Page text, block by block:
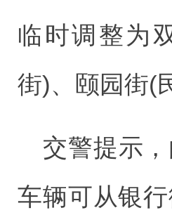
临时调整为
街)、颐园街(
交警提示
车辆可从银